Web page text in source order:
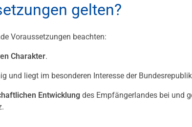
gelten?
Voraussetzungen beachten:
Charakter.
und liegt im besonderen Interesse der
Entwicklung des Empfängerlandes bei und